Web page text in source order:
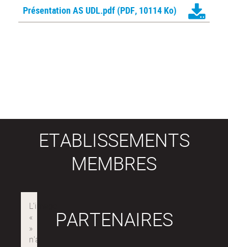
Présentation AS UDL.pdf (PDF, 10114 Ko)
ETABLISSEMENTS
MEMBRES
PARTENAIRES